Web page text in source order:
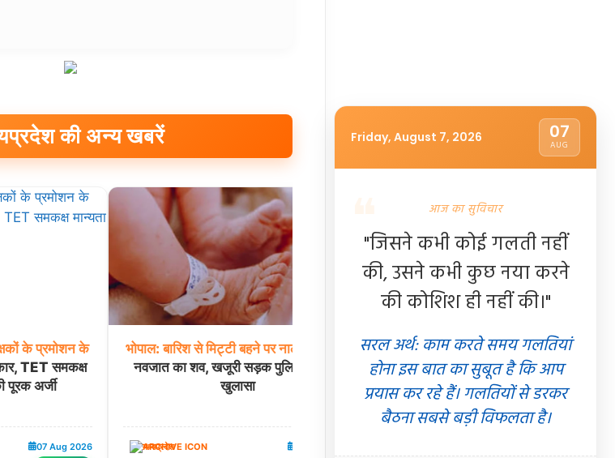
की अन्य खबरें
के प्रमोशन के
TET समकक्ष
पूरक अर्जी
07 Aug 2026
भोपाल: बारिश से मिट्टी बहने पर नाले
नवजात का शव, खजूरी सड़क पुलिस ने किया
खुलासा
मध्यप्रदेश
रतलाम के सिंदुरकिया हत्याकांड का सनसनीखेज
पर्दाफाश:6 महीने पुरानी रंजिश में दोस्त ने चाकू
से किए 14 वार, आरोपी ईश्वर गिरफ्तार
Friday, August 7, 2026 07
AUG
आज का सुविचार
"जिसने कभी कोई गलती नहीं
की, उसने कभी कुछ नया करने
की कोशिश ही नहीं की।"
सरल अर्थ: काम करते समय गलतियां
होना इस बात का सुबूत है कि आप
प्रयास कर रहे हैं। गलतियों से डरकर
बैठना सबसे बड़ी विफलता है।